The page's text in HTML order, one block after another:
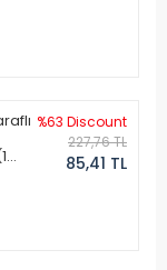
%63 Discount
227,76 TL
85,41 TL